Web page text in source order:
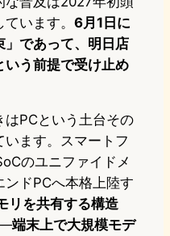
います。 6月1日に
」であって、明日店
いう前提で受け止め
PCという土台その
います。スマートフ
のユニファイドメ
ドPCへ本格上陸す
リを共有する構造
端末上で大規模モデ